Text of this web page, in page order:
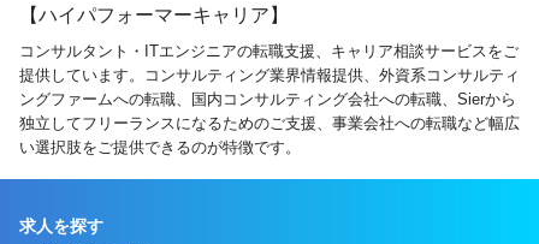
【ハイパフォーマーキャリア】
コンサルタント・ITエンジニアの転職支援、キャリア相談サービスをご
提供しています。コンサルティング業界情報提供、外資系コンサルティ
ングファームへの転職、国内コンサルティング会社への転職、Sierから
独立してフリーランスになるためのご支援、事業会社への転職など幅広
い選択肢をご提供できるのが特徴です。
求人を探す